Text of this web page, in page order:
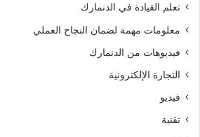
تعلم القيادة في الدنمارك
معلومات مهمة لضمان النجاح العملي
فيديوهات من الدنمارك
التجارة الإلكترونية
فيديو
تقنية